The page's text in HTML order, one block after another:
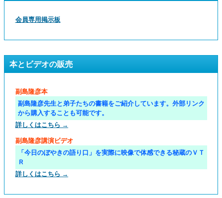
会員専用掲示板
本とビデオの販売
副島隆彦本
副島隆彦先生と弟子たちの書籍をご紹介しています。外部リンク
から購入することも可能です。
詳しくはこちら →
副島隆彦講演ビデオ
「今日のぼやきの語り口」を実際に映像で体感できる秘蔵のＶＴ
Ｒ
詳しくはこちら →